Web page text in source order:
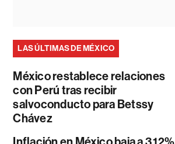
LAS ÚLTIMAS DE MÉXICO
México restablece relaciones
con Perú tras recibir
salvoconducto para Betssy
Chávez